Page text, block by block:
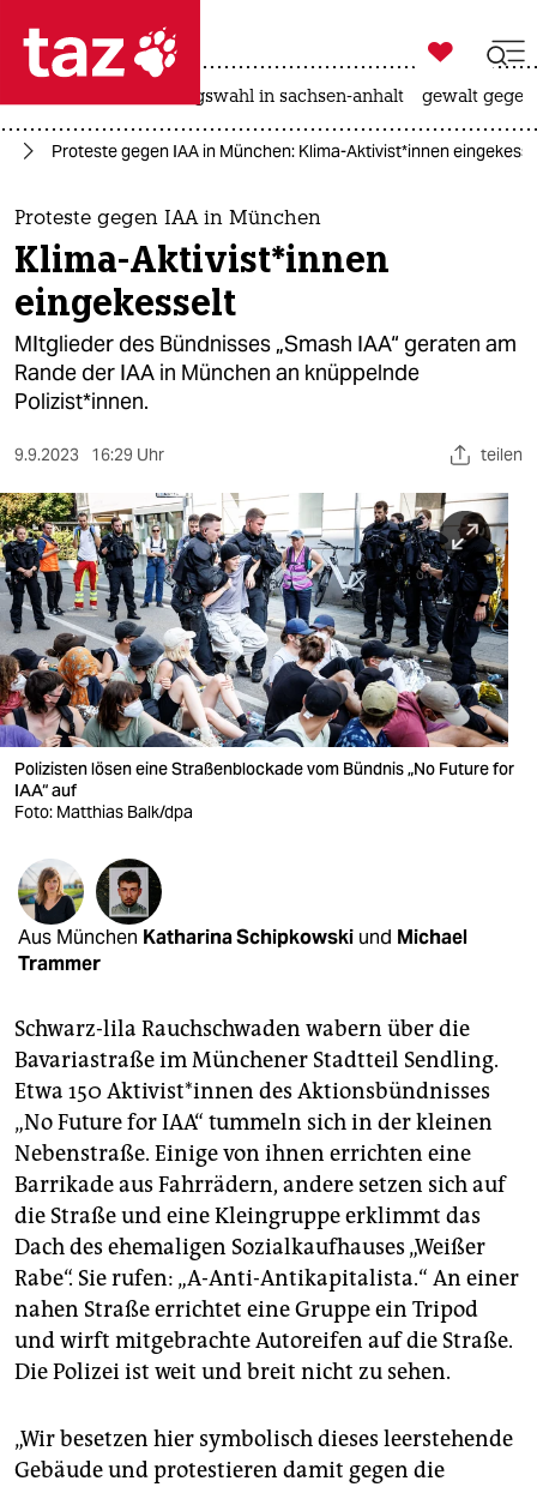
 taz zahl ich
taz zahl ich
themen
politik
öko
gesellschaft
sport
berlin
nord
wahrheit
verlag
verlag
veranstaltungen
fragen & hilfe
unterstützen
genossenschaft
epaper login

taz zahl ich
landtagswahl in sachsen-anhalt gewalt
Proteste gegen IAA in München: Klima-Aktivist*innen
Proteste gegen IAA in München
Klima-Aktivist*innen
eingekesselt
MItglieder des Bündnisses „Smash IAA“ geraten am
Rande der IAA in München an knüppelnde
Polizist*innen.
9.9.2023 16:29 Uhr teilen
Polizisten lösen eine Straßenblockade vom Bündnis „No Future for
IAA“ auf
Foto: Matthias Balk/dpa
Aus München Katharina Schipkowski und Michael
Trammer
Schwarz-lila Rauchschwaden wabern über die
Bavariastraße im Münchener Stadtteil Sendling.
Etwa 150 Ak­ti­vis­t*in­nen des Aktionsbündnisses
„No Future for IAA“ tummeln sich in der kleinen
Nebenstraße. Einige von ihnen errichten eine
Barrikade aus Fahrrädern, andere setzen sich auf
die Straße und eine Kleingruppe erklimmt das
Dach des ehemaligen Sozialkaufhauses „Weißer
Rabe“. Sie rufen: „A-Anti-Antikapitalista.“ An einer
nahen Straße errichtet eine Gruppe ein Tripod
und wirft mitgebrachte Autoreifen auf die Straße.
Die Polizei ist weit und breit nicht zu sehen.
„Wir besetzen hier symbolisch dieses leerstehende
Gebäude und protestieren damit gegen die